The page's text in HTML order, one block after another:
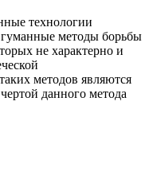
технологии
гуманные методы борьбы
не характерно и
методов являются
данного метода